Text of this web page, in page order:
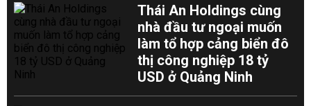
Thái An Holdings cùng
nhà đầu tư ngoại muốn
làm tổ hợp cảng biển đô
thị công nghiệp 18 tỷ
USD ở Quảng Ninh